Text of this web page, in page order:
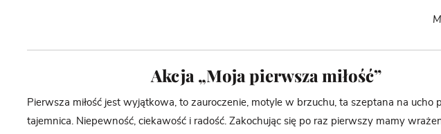
Akcja „Moja pierwsza miłość”
Pierwsza miłość jest wyjątkowa, to zauroczenie, motyle w brzuchu, ta szeptana na ucho
tajemnica. Niepewność, ciekawość i radość. Zakochując się po raz pierwszy mamy